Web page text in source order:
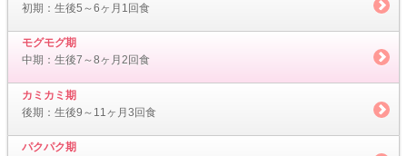
初期：生後5～6ヶ月1回食
モグモグ期
中期：生後7～8ヶ月2回食
カミカミ期
後期：生後9～11ヶ月3回食
パクパク期